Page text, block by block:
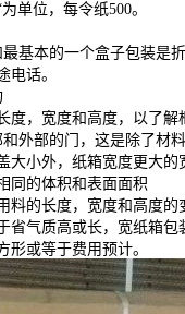
位，每令纸500。
本的一个盒子包装是折
电话。
，宽度和高度，以了解
外部的门，这是除了材料
小外，纸箱宽度更大的
同的体积和表面面积
的长度，宽度和高度的
省气质高或长，宽纸箱包
形或等于费用预计。